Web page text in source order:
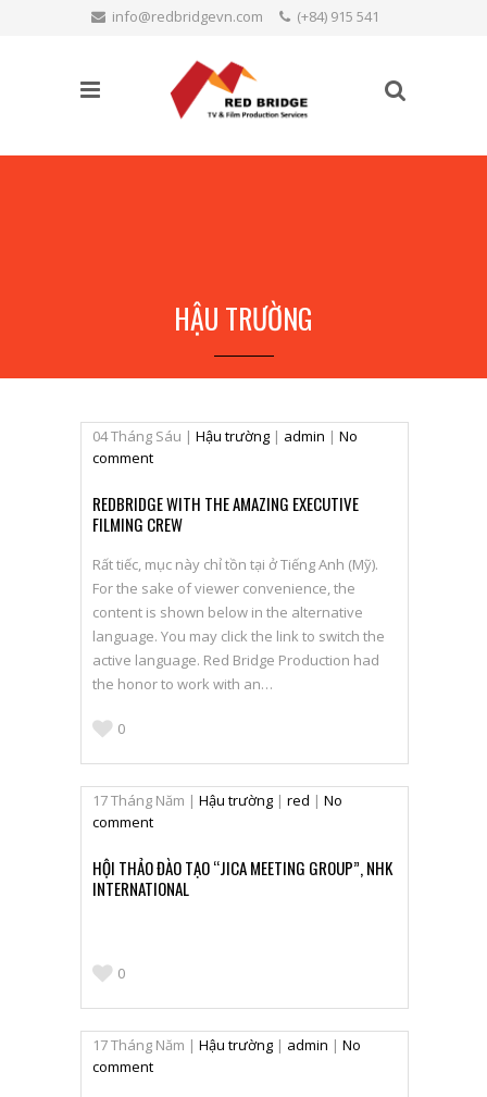
info@redbridgevn.com
(+84) 915 541
HẬU TRƯỜNG
04Tháng Sáu | Hậu trường | admin | No
comment
REDBRIDGE WITH THE AMAZING EXECUTIVE
FILMING CREW
Rất tiếc, mục này chỉ tồn tại ở Tiếng Anh (Mỹ).
For the sake of viewer convenience, the
content is shown below in the alternative
language. You may click the link to switch the
active language. Red Bridge Production had
the honor to work with an…
0
17Tháng Năm | Hậu trường | red | No
comment
HỘI THẢO ĐÀO TẠO “JICA MEETING GROUP”, NHK
INTERNATIONAL
0
17Tháng Năm | Hậu trường | admin | No
comment